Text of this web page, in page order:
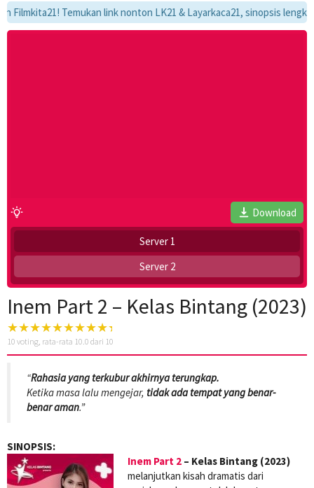
Temukan link nonton LK21 & Layarkaca21, sinopsis
Download
Server 1
Server 2
Inem Part 2 – Kelas Bintang (2023)
10 voting, rata-rata 10.0 dari 10
“Rahasia yang terkubur akhirnya terungkap.
Ketika masa lalu mengejar, tidak ada tempat yang benar-
benar aman.”
SINOPSIS:
Inem Part 2 – Kelas Bintang (2023)
melanjutkan kisah dramatis dari